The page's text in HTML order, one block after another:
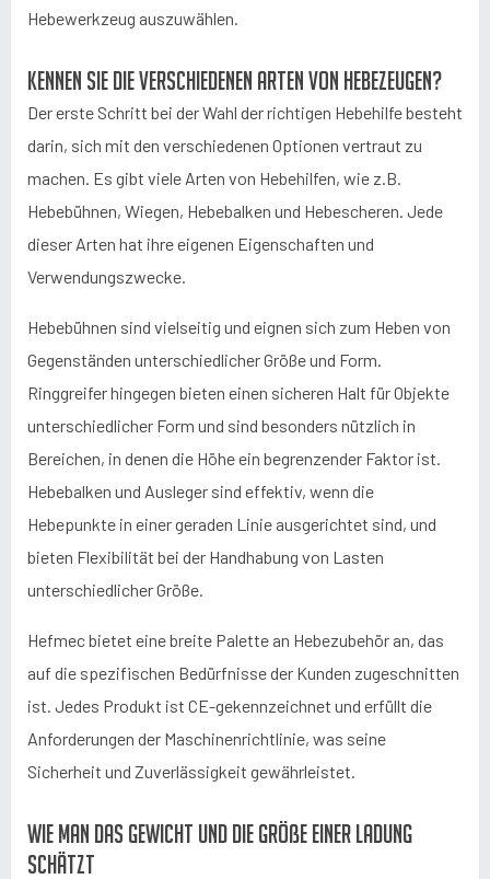
Hebewerkzeug auszuwählen.
Kennen Sie die verschiedenen Arten von Hebezeugen?
Der erste Schritt bei der Wahl der richtigen Hebehilfe besteht
darin, sich mit den verschiedenen Optionen vertraut zu
machen. Es gibt viele Arten von Hebehilfen, wie z.B.
Hebebühnen, Wiegen, Hebebalken und Hebescheren. Jede
dieser Arten hat ihre eigenen Eigenschaften und
Verwendungszwecke.
Hebebühnen sind vielseitig und eignen sich zum Heben von
Gegenständen unterschiedlicher Größe und Form.
Ringgreifer hingegen bieten einen sicheren Halt für Objekte
unterschiedlicher Form und sind besonders nützlich in
Bereichen, in denen die Höhe ein begrenzender Faktor ist.
Hebebalken und Ausleger sind effektiv, wenn die
Hebepunkte in einer geraden Linie ausgerichtet sind, und
bieten Flexibilität bei der Handhabung von Lasten
unterschiedlicher Größe.
Hefmec bietet eine breite Palette an Hebezubehör an, das
auf die spezifischen Bedürfnisse der Kunden zugeschnitten
ist. Jedes Produkt ist CE-gekennzeichnet und erfüllt die
Anforderungen der Maschinenrichtlinie, was seine
Sicherheit und Zuverlässigkeit gewährleistet.
Wie man das Gewicht und die Größe einer Ladung
schätzt